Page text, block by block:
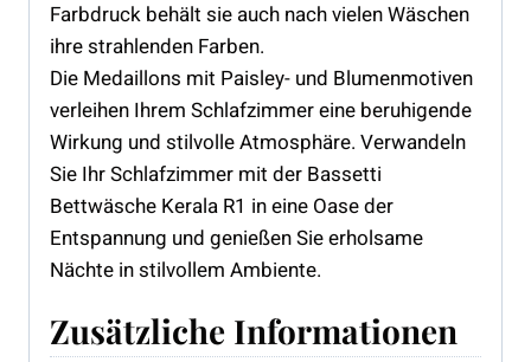
Farbdruck behält sie auch nach vielen Wäschen
ihre strahlenden Farben.
Die Medaillons mit Paisley- und Blumenmotiven
verleihen Ihrem Schlafzimmer eine beruhigende
Wirkung und stilvolle Atmosphäre. Verwandeln
Sie Ihr Schlafzimmer mit der Bassetti
Bettwäsche Kerala R1 in eine Oase der
Entspannung und genießen Sie erholsame
Nächte in stilvollem Ambiente.
Zusätzliche Informationen